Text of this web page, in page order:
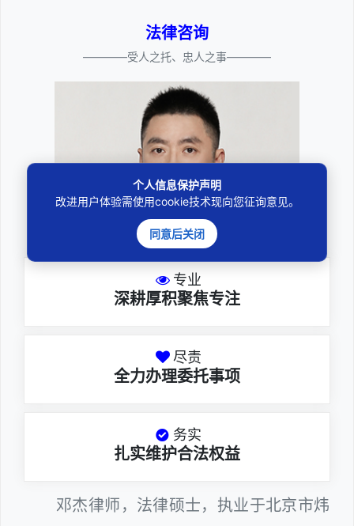
法律咨询
————受人之托、忠人之事————
邓杰律师
专业
深耕厚积聚焦专注
尽责
全力办理委托事项
务实
扎实维护合法权益
邓杰律师，法律硕士，执业于北京市炜
个人信息保护声明
改进用户体验需使用cookie技术现向您征询意见。
同意后关闭